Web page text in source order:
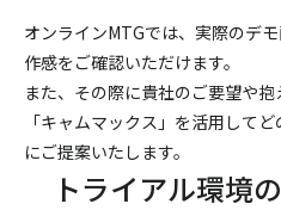
オンラインMTGでは、実際のデ
作感をご確認いただけます。
また、その際に貴社のご要望や抱
「キャムマックス」を活用して
にご提案いたします。
トライアル環境